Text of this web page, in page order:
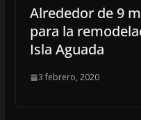
Alrededor de 9
para la
Isla Aguada
3 febrero, 2020